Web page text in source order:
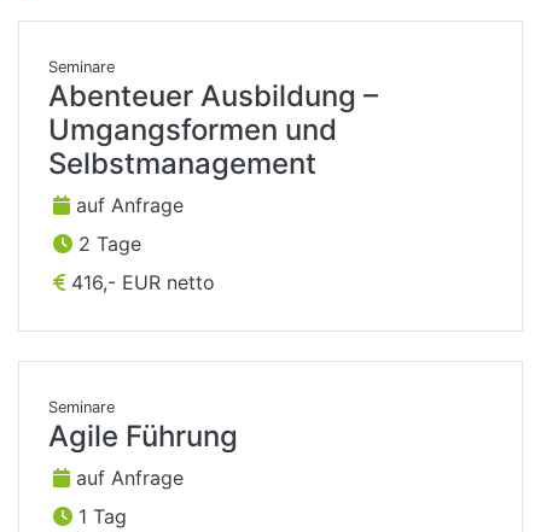
Seminare
Abenteuer Ausbildung –
Umgangsformen und
Selbstmanagement
auf Anfrage
2 Tage
416,- EUR netto
Seminare
Agile Führung
auf Anfrage
1 Tag